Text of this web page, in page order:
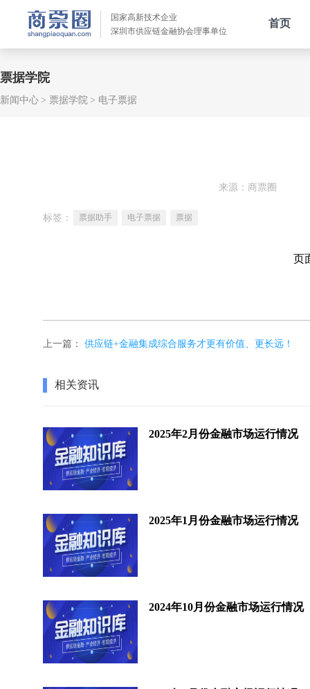
国家高新技术企业
深圳市供应链金融协会理事单位
首页
票据学院
新闻中心 票据学院 电子票据
来源：商票圈
标签： 票据助手 电子票据 票据
页
上一篇： 供应链+金融集成综合服务才更有价值、更长远！
相关资讯
2025年2月份金融市场运行情况
2025年1月份金融市场运行情况
2024年10月份金融市场运行情况